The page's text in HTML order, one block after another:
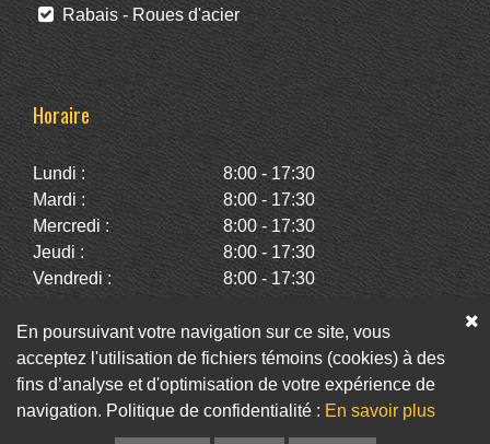
Rabais - Roues d'acier
Horaire
Lundi :
8:00 - 17:30
Mardi :
8:00 - 17:30
Mercredi :
8:00 - 17:30
Jeudi :
8:00 - 17:30
Vendredi :
8:00 - 17:30
Dimanche :
Fermé
Facebook Twitter Infolettre
En poursuivant votre navigation sur ce site, vous
acceptez l'utilisation de fichiers témoins (cookies) à des
fins d’analyse et d'optimisation de votre expérience de
navigation. Politique de confidentialité : En savoir plus